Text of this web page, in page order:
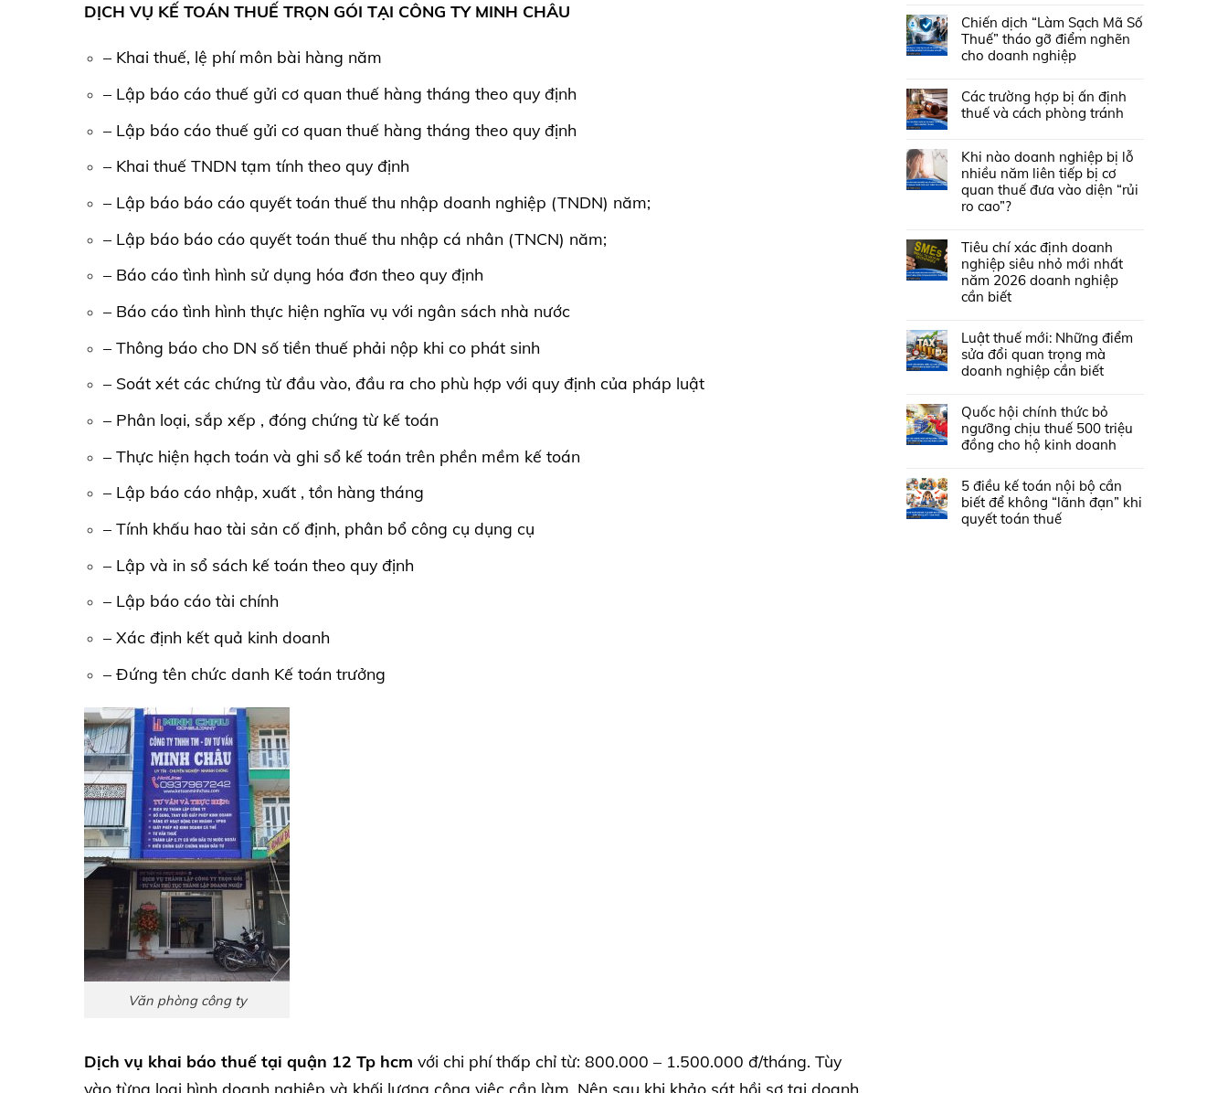
DỊCH VỤ KẾ TOÁN THUẾ TRỌN GÓI TẠI CÔNG TY MINH CHÂU
– Khai thuế, lệ phí môn bài hàng năm
– Lập báo cáo thuế gửi cơ quan thuế hàng tháng theo quy định
– Lập báo cáo thuế gửi cơ quan thuế hàng tháng theo quy định
– Khai thuế TNDN tạm tính theo quy định
– Lập báo báo cáo quyết toán thuế thu nhập doanh nghiệp (TNDN) năm;
– Lập báo báo cáo quyết toán thuế thu nhập cá nhân (TNCN) năm;
– Báo cáo tình hình sử dụng hóa đơn theo quy định
– Báo cáo tình hình thực hiện nghĩa vụ với ngân sách nhà nước
– Thông báo cho DN số tiền thuế phải nộp khi co phát sinh
– Soát xét các chứng từ đầu vào, đầu ra cho phù hợp với quy định của pháp luật
– Phân loại, sắp xếp , đóng chứng từ kế toán
– Thực hiện hạch toán và ghi sổ kế toán trên phền mềm kế toán
– Lập báo cáo nhập, xuất , tồn hàng tháng
– Tính khấu hao tài sản cố định, phân bổ công cụ dụng cụ
– Lập và in sổ sách kế toán theo quy định
– Lập báo cáo tài chính
– Xác định kết quả kinh doanh
– Đứng tên chức danh Kế toán trưởng
Văn phòng công ty
Dịch vụ khai báo thuế tại quận 12 Tp hcm với chi phí thấp chỉ từ: 800.000 – 1.500.000 đ/tháng. Tùy
vào từng loại hình doanh nghiệp và khối lượng công việc cần làm. Nên sau khi khảo sát hồi sơ tại doanh
Chiến dịch “Làm Sạch Mã Số
Thuế” tháo gỡ điểm nghẽn
cho doanh nghiệp
Các trường hợp bị ấn định
thuế và cách phòng tránh
Khi nào doanh nghiệp bị lỗ
nhiều năm liên tiếp bị cơ
quan thuế đưa vào diện “rủi
ro cao”?
Tiêu chí xác định doanh
nghiệp siêu nhỏ mới nhất
năm 2026 doanh nghiệp
cần biết
Luật thuế mới: Những điểm
sửa đổi quan trọng mà
doanh nghiệp cần biết
Quốc hội chính thức bỏ
ngưỡng chịu thuế 500 triệu
đồng cho hộ kinh doanh
5 điều kế toán nội bộ cần
biết để không “lãnh đạn” khi
quyết toán thuế